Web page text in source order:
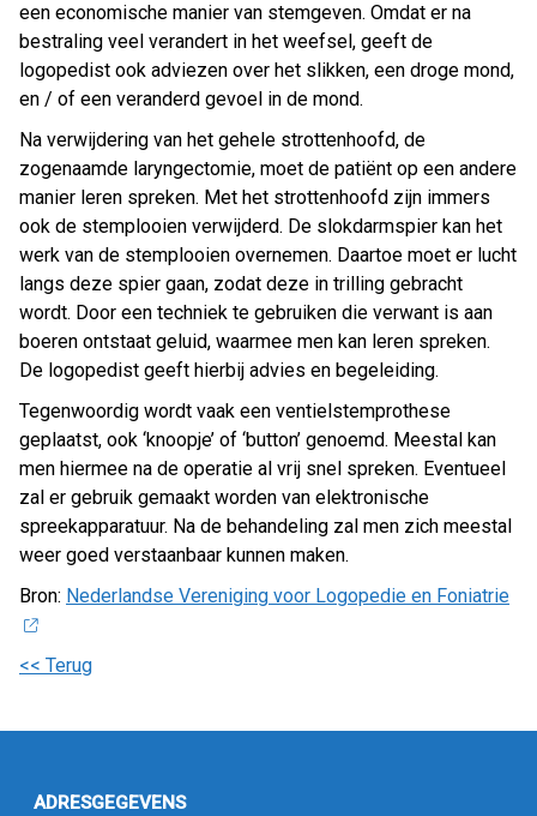
een economische manier van stemgeven. Omdat er na
bestraling veel verandert in het weefsel, geeft de
logopedist ook adviezen over het slikken, een droge mond,
en / of een veranderd gevoel in de mond.
Na verwijdering van het gehele strottenhoofd, de
zogenaamde laryngectomie, moet de patiënt op een andere
manier leren spreken. Met het strottenhoofd zijn immers
ook de stemplooien verwijderd. De slokdarmspier kan het
werk van de stemplooien overnemen. Daartoe moet er lucht
langs deze spier gaan, zodat deze in trilling gebracht
wordt. Door een techniek te gebruiken die verwant is aan
boeren ontstaat geluid, waarmee men kan leren spreken.
De logopedist geeft hierbij advies en begeleiding.
Tegenwoordig wordt vaak een ventielstemprothese
geplaatst, ook ‘knoopje’ of ‘button’ genoemd. Meestal kan
men hiermee na de operatie al vrij snel spreken. Eventueel
zal er gebruik gemaakt worden van elektronische
spreekapparatuur. Na de behandeling zal men zich meestal
weer goed verstaanbaar kunnen maken.
Bron: Nederlandse Vereniging voor Logopedie en Foniatrie
<< Terug
ADRESGEGEVENS